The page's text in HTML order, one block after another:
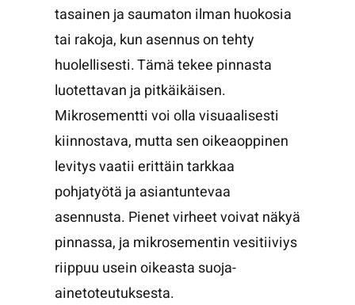
tasainen ja saumaton ilman huokosia
tai rakoja, kun asennus on tehty
huolellisesti. Tämä tekee pinnasta
luotettavan ja pitkäikäisen.
Mikrosementti voi olla visuaalisesti
kiinnostava, mutta sen oikeaoppinen
levitys vaatii erittäin tarkkaa
pohjatyötä ja asiantuntevaa
asennusta. Pienet virheet voivat näkyä
pinnassa, ja mikrosementin vesitiiviys
riippuu usein oikeasta suoja-
ainetoteutuksesta.